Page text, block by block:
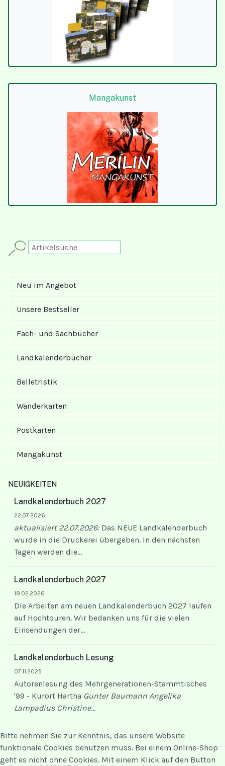
Mangakunst
Neu im Angebot
Unsere Bestseller
Fach- und Sachbücher
Landkalender­bücher
Belletristik
Wanderkarten
Postkarten
Mangakunst
NEUIGKEITEN
Landkalenderbuch 2027
22.07.2026
aktualisiert 22.07.2026:Das NEUE Landkalenderbuch
wurde in die Druckerei übergeben. In den nächsten
Tagen werden die...
Landkalenderbuch 2027
19.02.2026
Die Arbeiten am neuen Landkalenderbuch 2027 laufen
auf Hochtouren. Wir bedanken uns für die vielen
Einsendungen der...
Landkalenderbuch Lesung
07.11.2025
Autorenlesung des Mehrgenerationen-Stammtisches
'99 - Kurort Hartha Gunter Baumann Angelika
Lampadius Christine...
Bitte nehmen Sie zur Kenntnis, das unsere Website
funktionale Cookies benutzen muss. Bei einem Online-Shop
geht es nicht ohne Cookies. Mit einem Klick auf den Button